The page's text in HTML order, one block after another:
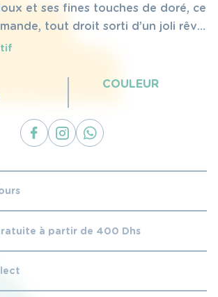
et ses fines touches de doré, ce
tout droit sorti d’un joli rêve,
Présenté dans une belle
COULEUR
à partir de 400 Dhs